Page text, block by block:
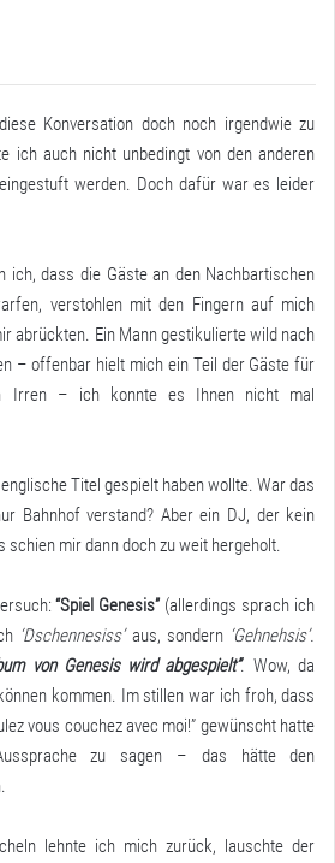
Konversation doch noch irgendwie zu
ich auch nicht unbedingt von den anderen
werden. Doch dafür war es leider
ich, dass die Gäste an den Nachbartischen
verstohlen mit den Fingern auf mich
abrückten. Ein Mann gestikulierte wild nach
– offenbar hielt mich ein Teil der Gäste für
Irren – ich konnte es Ihnen nicht mal
Titel gespielt haben wollte. War das
Bahnhof verstand? Aber ein DJ, der kein
mir dann doch zu weit hergeholt.
“Spiel Genesis”(allerdings sprach ich
‘Dschennesiss’aus, sondern ‘Gehnehsis’.
von Genesis wird abgespielt”. Wow, da
kommen. Im stillen war ich froh, dass
vous couchez avec moi!” gewünscht hatte
zu sagen – das hätte den
lehnte ich mich zurück, lauschte der